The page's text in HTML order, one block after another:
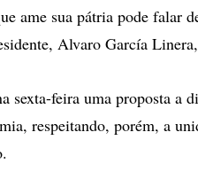
ame sua pátria pode falar
Alvaro García
sexta-feira uma proposta a
respeitando, porém, a